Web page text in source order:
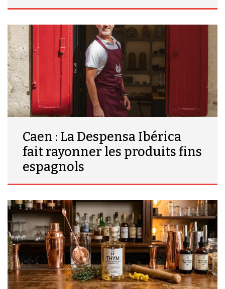
Caen : La Despensa Ibérica
fait rayonner les produits fins
espagnols